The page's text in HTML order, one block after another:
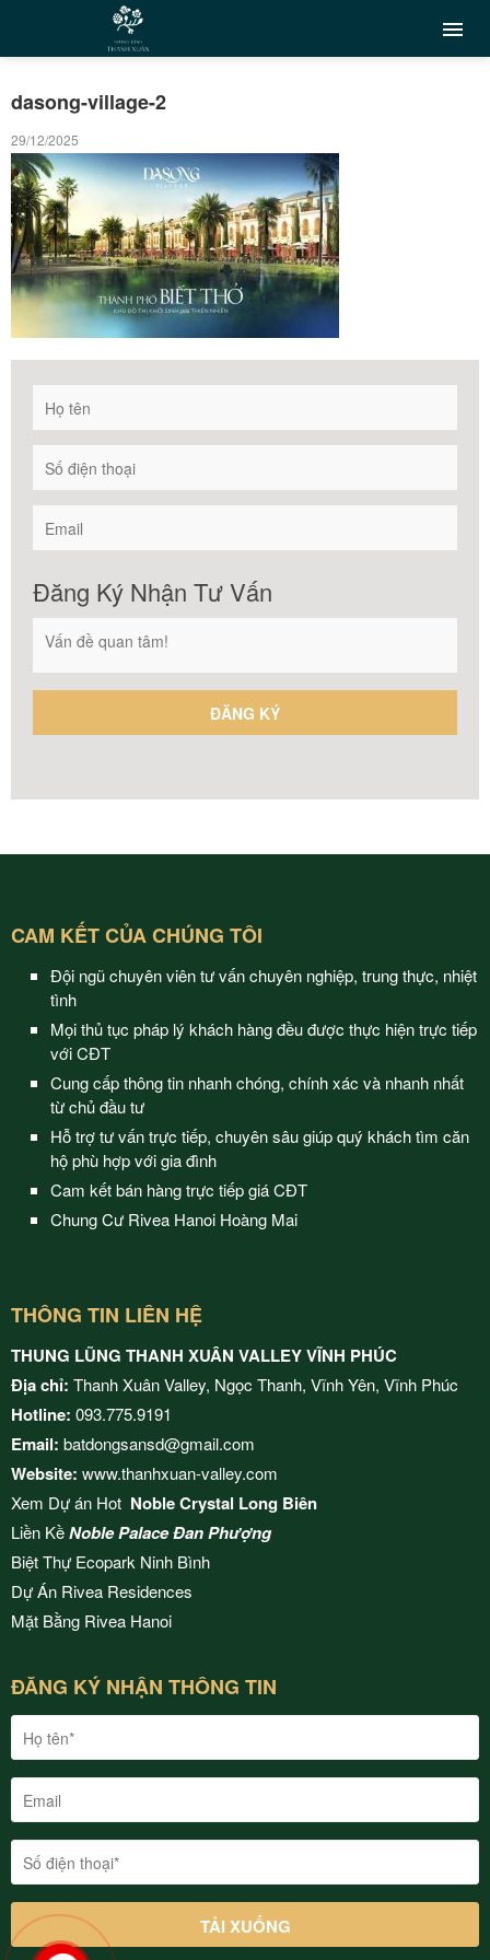
dasong-village-2
29/12/2025
Đăng Ký Nhận Tư Vấn
CAM KẾT CỦA CHÚNG TÔI
Đội ngũ chuyên viên tư vấn chuyên nghiệp, trung thực, nhiệt
tình
Mọi thủ tục pháp lý khách hàng đều được thực hiện trực tiếp
với CĐT
Cung cấp thông tin nhanh chóng, chính xác và nhanh nhất
từ chủ đầu tư
Hỗ trợ tư vấn trực tiếp, chuyên sâu giúp quý khách tìm căn
hộ phù hợp với gia đình
Cam kết bán hàng trực tiếp giá CĐT
Chung Cư Rivea Hanoi Hoàng Mai
THÔNG TIN LIÊN HỆ
THUNG LŨNG THANH XUÂN VALLEY VĨNH PHÚC
Địa chỉ: Thanh Xuân Valley, Ngọc Thanh, Vĩnh Yên, Vĩnh Phúc
Hotline: 093.775.9191
Email: batdongsansd@gmail.com
Website: www.thanhxuan-valley.com
Xem Dự án Hot Noble Crystal Long Biên
Liền KềNoble Palace Đan Phượng
Biệt Thự Ecopark Ninh Bình
Dự Án Rivea Residences
Mặt Bằng Rivea Hanoi
ĐĂNG KÝ NHẬN THÔNG TIN